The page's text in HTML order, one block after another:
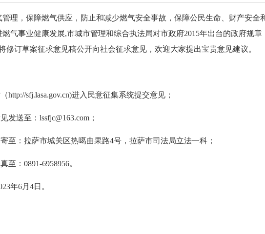
理，保障燃气供应，防止和减少燃气安全事故，保障公民生命、财产安全
气事业健康发展,市城市管理和综合执法局对市政府2015年出台的政府规章
修订草案征求意见稿公开向社会征求意见，欢迎大家提出宝贵意见建议。
http://sfj.lasa.gov.cn)进入民意征集系统提交意见；
发送至：lssfjc@163.com；
至：拉萨市城关区热噶曲果路4号，拉萨市司法局立法一科；
至：0891-6958956。
年6月 4日。